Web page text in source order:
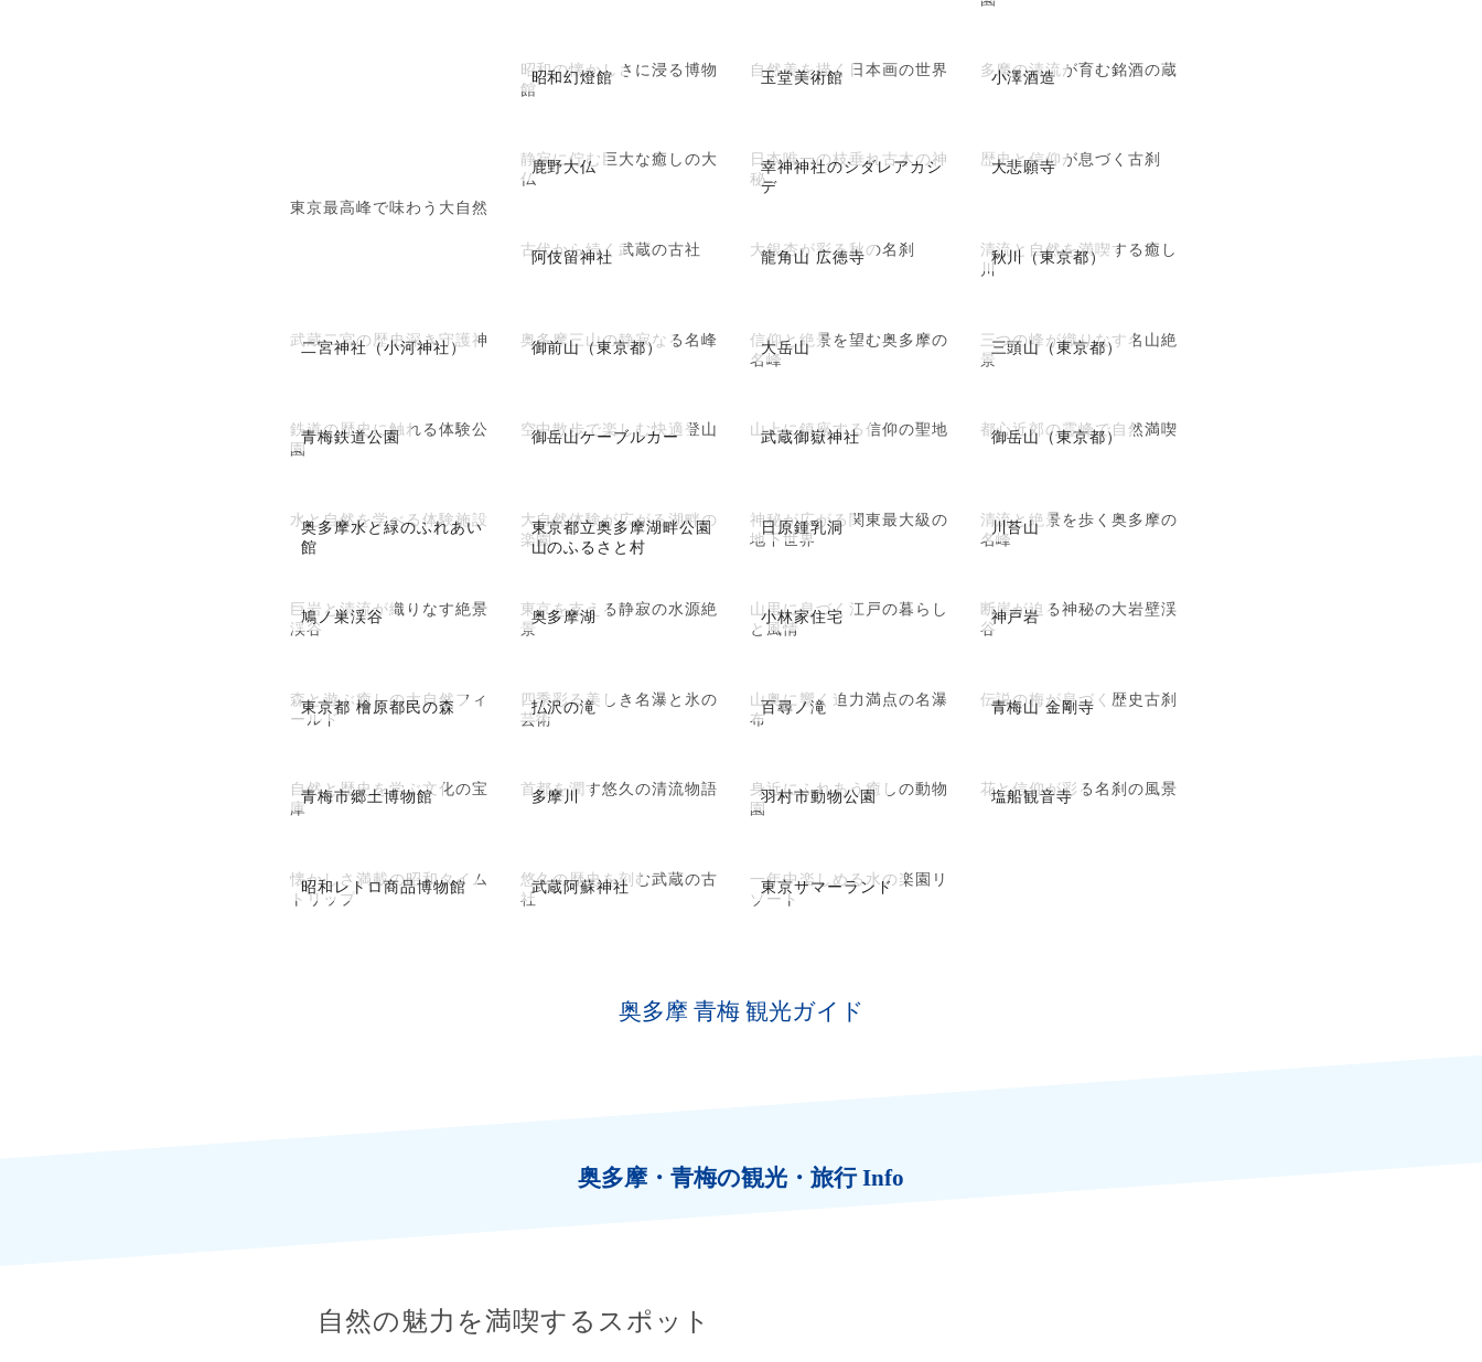
東京最高峰で味わう大自然
昭和幻燈館
昭和の懐かしさに浸る博物
館
玉堂美術館
自然美を描く日本画の世界 小澤酒造
多摩の清流が育む銘酒の蔵
鹿野大仏
静寂に佇む巨大な癒しの大
仏
幸神神社のシダレアカシ
デ
日本唯一の枝垂れ古木の神
秘
大悲願寺
歴史と信仰が息づく古刹
阿伎留神社
古代から続く武蔵の古社 龍角山 広徳寺
大銀杏が彩る秋の名刹 秋川（東京都）
清流と自然を満喫する癒し
川
二宮神社（小河神社）
武蔵二宮の歴史深き守護神 御前山（東京都）
奥多摩三山の静寂なる名峰 大岳山
信仰と絶景を望む奥多摩の
名峰
三頭山（東京都）
三つの峰が織りなす名山絶
景
青梅鉄道公園
鉄道の歴史に触れる体験公
園
御岳山ケーブルカー
空中散歩で楽しむ快適登山 武蔵御嶽神社
山上に鎮座する信仰の聖地 御岳山（東京都）
都心近郊の霊峰で自然満喫
奥多摩水と緑のふれあい
館
水と自然を学べる体験施設
東京都立奥多摩湖畔公園
山のふるさと村
大自然体験が広がる湖畔の
楽園
日原鍾乳洞
神秘が広がる関東最大級の
地下世界
川苔山
清流と絶景を歩く奥多摩の
名峰
鳩ノ巣渓谷
巨岩と清流が織りなす絶景
渓谷
奥多摩湖
東京を支える静寂の水源絶
景
小林家住宅
山里に息づく江戸の暮らし
と風情
神戸岩
断崖が迫る神秘の大岩壁渓
谷
東京都 檜原都民の森
森と遊ぶ癒しの大自然フィ
ールド
払沢の滝
四季彩る美しき名瀑と氷の
芸術
百尋ノ滝
山奥に響く迫力満点の名瀑
布
青梅山 金剛寺
伝説の梅が息づく歴史古刹
青梅市郷土博物館
自然と歴史を学ぶ文化の宝
庫
多摩川
首都を潤す悠久の清流物語 羽村市動物公園
身近にふれあう癒しの動物
園
塩船観音寺
花と信仰が彩る名刹の風景
昭和レトロ商品博物館
懐かしさ満載の昭和タイム
トリップ
武蔵阿蘇神社
悠久の歴史を刻む武蔵の古
社
東京サマーランド
一年中楽しめる水の楽園リ
ゾート
奥多摩 青梅 観光ガイド
奥多摩・青梅の観光・旅行 Info
自然の魅力を満喫するスポット